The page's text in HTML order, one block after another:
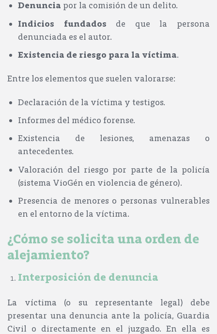
Denuncia por la comisión de un delito.
Indicios fundados de que la persona
denunciada es el autor.
Existencia de riesgo para la víctima.
Entre los elementos que suelen valorarse:
Declaración de la víctima y testigos.
Informes del médico forense.
Existencia de lesiones, amenazas o
antecedentes.
Valoración del riesgo por parte de la policía
(sistema VioGén en violencia de género).
Presencia de menores o personas vulnerables
en el entorno de la víctima.
¿Cómo se solicita una orden de
alejamiento?
Interposición de denuncia
La víctima (o su representante legal) debe
presentar una denuncia ante la policía, Guardia
Civil o directamente en el juzgado. En ella es